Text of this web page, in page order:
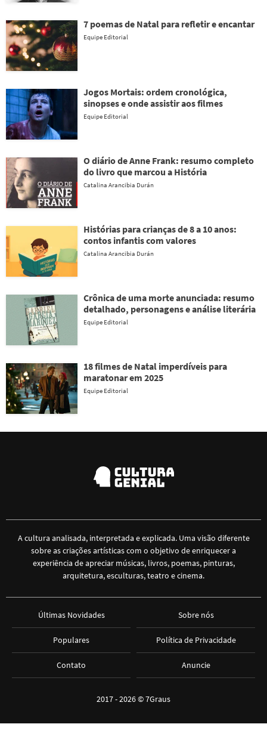
7 poemas de Natal para refletir e encantar
Equipe Editorial
Jogos Mortais: ordem cronológica,
sinopses e onde assistir aos filmes
Equipe Editorial
O diário de Anne Frank: resumo completo
do livro que marcou a História
Catalina Arancibia Durán
Histórias para crianças de 8 a 10 anos:
contos infantis com valores
Catalina Arancibia Durán
Crônica de uma morte anunciada: resumo
detalhado, personagens e análise literária
Equipe Editorial
18 filmes de Natal imperdíveis para
maratonar em 2025
Equipe Editorial
A cultura analisada, interpretada e explicada. Uma visão diferente
sobre as criações artísticas com o objetivo de enriquecer a
experiência de apreciar músicas, livros, poemas, pinturas,
arquitetura, esculturas, teatro e cinema.
Últimas Novidades
Populares
Contato
Sobre nós
Política de Privacidade
Anuncie
2017 - 2026 ©7Graus